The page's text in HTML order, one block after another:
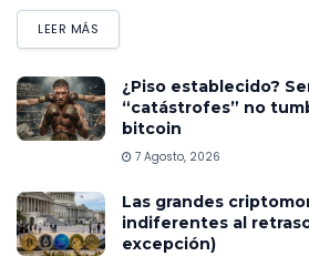
LEER MÁS
¿Piso establecido?
“catástrofes” no
bitcoin
7 Agosto, 2026
Las grandes
indiferentes al
excepción)